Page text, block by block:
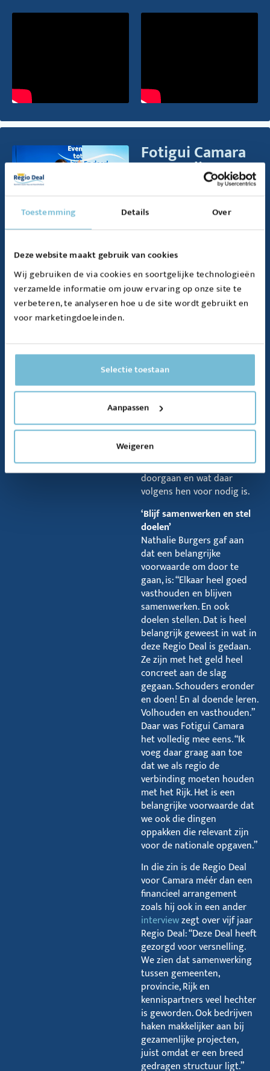
Toestemming Details Over
Deze website maakt gebruik van cookies
Wij gebruiken de via cookies en soortgelijke technologieën
verzamelde informatie om jouw ervaring op onze site te
verbeteren, te analyseren hoe u de site wordt gebruikt en
voor marketingdoeleinden.
Selectie toestaan
Aanpassen
Weigeren
Fotigui Camara
en Natalie
Burgers over
'Samenwerken,
en verbinding
houden met
elkaar'
Wat begon als een
instrument om
economische groei en
sociale ontwikkeling. Daar
waren zowel Natalie
Deal) en Fotigui Camara
(wethouder Den Helder) het
vertelden over het belang
en de noodzaak van
doorgaan en wat daar
volgens hen voor nodig is.
‘Blijf samenwerken en stel
doelen’
Nathalie Burgers gaf aan
dat een belangrijke
voorwaarde om door te
gaan, is: “Elkaar heel goed
vasthouden en blijven
samenwerken. En ook
doelen stellen. Dat is heel
belangrijk geweest in wat in
deze Regio Deal is gedaan.
Ze zijn met het geld heel
concreet aan de slag
gegaan. Schouders eronder
en doen! En al doende leren.
Volhouden en vasthouden.”
Daar was Fotigui Camara
het volledig mee eens. “Ik
voeg daar graag aan toe
dat we als regio de
verbinding moeten houden
met het Rijk. Het is een
belangrijke voorwaarde dat
we ook die dingen
oppakken die relevant zijn
voor de nationale opgaven.”
In die zin is de Regio Deal
voor Camara méér dan een
financieel arrangement
zoals hij ook in een ander
interviewzegt over vijf jaar
Regio Deal: “Deze Deal heeft
gezorgd voor versnelling.
We zien dat samenwerking
tussen gemeenten,
provincie, Rijk en
kennispartners veel hechter
is geworden. Ook bedrijven
haken makkelijker aan bij
gezamenlijke projecten,
juist omdat er een breed
gedragen structuur ligt.”